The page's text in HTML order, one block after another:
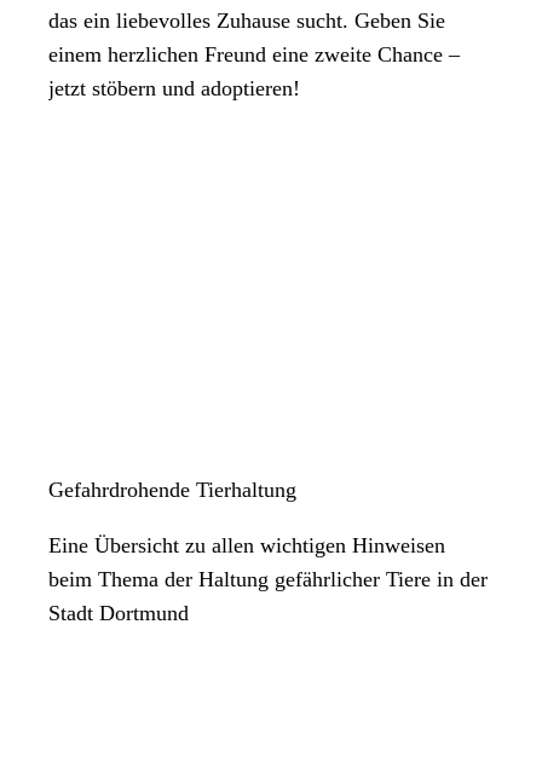
das ein liebevolles Zuhause sucht. Geben Sie
einem herzlichen Freund eine zweite Chance –
jetzt stöbern und adoptieren!
Gefahrdrohende Tierhaltung
Eine Übersicht zu allen wichtigen Hinweisen
beim Thema der Haltung gefährlicher Tiere in der
Stadt Dortmund